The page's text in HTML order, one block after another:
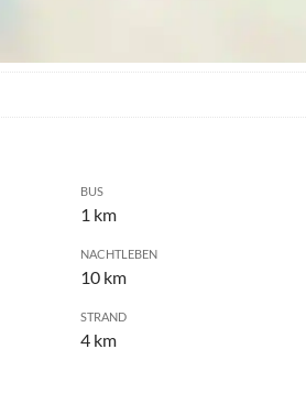
BUS
1 km
NACHTLEBEN
10 km
STRAND
4 km